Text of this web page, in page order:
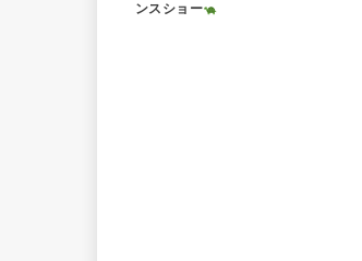
ンスショー